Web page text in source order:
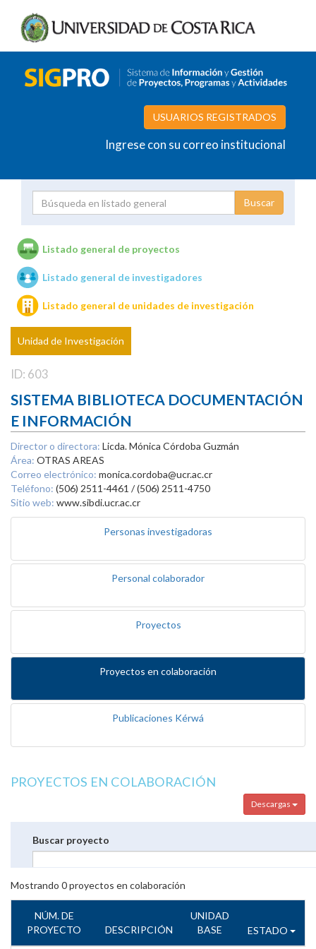
USUARIOS REGISTRADOS
Ingrese con su correo institucional
Unidades de investigación
Listado general de proyectos
Listado general de investigadores
Listado general de unidades de investigación
Unidad de Investigación
ID: 603
SISTEMA BIBLIOTECA DOCUMENTACIÓN
E INFORMACIÓN
Director o directora: Licda. Mónica Córdoba Guzmán
Área: OTRAS AREAS
Correo electrónico: monica.cordoba@ucr.ac.cr
Teléfono: (506) 2511-4461 / (506) 2511-4750
Sitio web: www.sibdi.ucr.ac.cr
Personas investigadoras
Personal colaborador
Proyectos
Proyectos en colaboración
Publicaciones Kérwá
PROYECTOS EN COLABORACIÓN
Descargas
Buscar proyecto
Mostrando 0proyectos en colaboración
NÚM. DE
PROYECTO
DESCRIPCIÓN
UNIDAD
BASE
ESTADO